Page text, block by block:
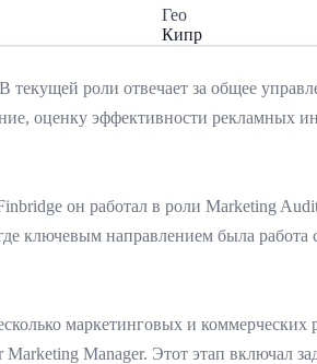
Гео
Кипр
роли отвечает за общее
оценку эффективности рекламных
он работал в роли Marketing
ключевым направлением была работа
маркетинговых и коммерческих
Manager. Этот этап включал